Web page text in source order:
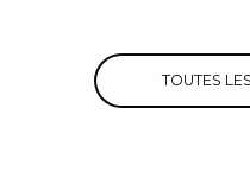
TOUTES